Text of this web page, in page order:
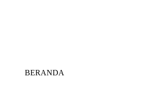
BERANDA